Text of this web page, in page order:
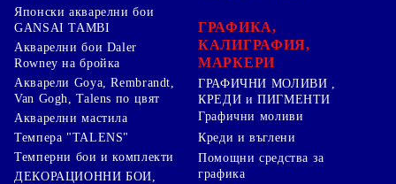
Японски акварелни бои
GANSAI TAMBI
Акварелни бои Daler
Rowney на бройка
Акварели Goya, Rembrandt,
Van Gogh, Talens по цвят
Акварелни мастила
Темпера "TALENS"
Темперни бои и комплекти
ДЕКОРАЦИОННИ БОИ,
ГРАФИКА,
КАЛИГРАФИЯ,
МАРКЕРИ
ГРАФИЧНИ МОЛИВИ ,
КРЕДИ и ПИГМЕНТИ
Графични моливи
Креди и въглени
Помощни средства за
графика